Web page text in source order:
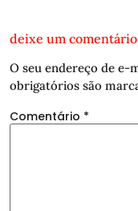
deixe um comentário
O seu endereço de e-
obrigatórios são
Comentário *